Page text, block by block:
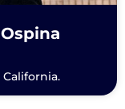
California.